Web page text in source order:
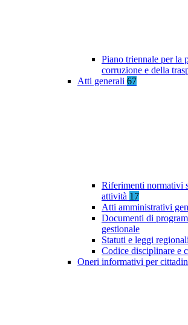
Piano triennale per la
corruzione e della
Atti generali 67
Riferimenti normativi
attività 17
Atti amministrativi
Documenti di
gestionale
Statuti e leggi regionali
Codice disciplinare e
Oneri informativi per